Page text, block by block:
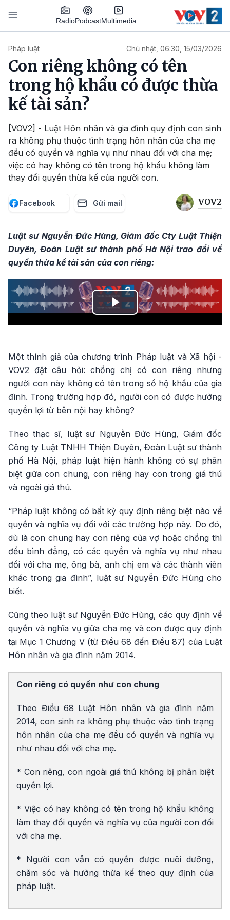
Nhảy đến nội dung
RadioPodcastMultimedia
Pháp luật Chủ nhật, 06:30, 15/03/2026
Con riêng không có tên
trong hộ khẩu có được thừa
kế tài sản?
[VOV2] - Luật Hôn nhân và gia đình quy định con sinh
ra không phụ thuộc tình trạng hôn nhân của cha mẹ
đều có quyền và nghĩa vụ như nhau đối với cha mẹ;
việc có hay không có tên trong hộ khẩu không làm
thay đổi quyền thừa kế của người con.
Facebook Gửi mail VOV2
Luật sư Nguyễn Đức Hùng, Giám đốc Cty Luật Thiện
Duyên, Đoàn Luật sư thành phố Hà Nội trao đổi về
quyền thừa kế tài sản của con riêng:
Play
Một thính giả của chương trình Pháp luật và Xã hội -
VOV2 đặt câu hỏi: chồng chị có con riêng nhưng
người con này không có tên trong sổ hộ khẩu của gia
đình. Trong trường hợp đó, người con có được hưởng
quyền lợi từ bên nội hay không?
Theo thạc sĩ, luật sư Nguyễn Đức Hùng, Giám đốc
Công ty Luật TNHH Thiện Duyên, Đoàn Luật sư thành
phố Hà Nội, pháp luật hiện hành không có sự phân
biệt giữa con chung, con riêng hay con trong giá thú
và ngoài giá thú.
“Pháp luật không có bất kỳ quy định riêng biệt nào về
quyền và nghĩa vụ đối với các trường hợp này. Do đó,
dù là con chung hay con riêng của vợ hoặc chồng thì
đều bình đẳng, có các quyền và nghĩa vụ như nhau
đối với cha mẹ, ông bà, anh chị em và các thành viên
khác trong gia đình”, luật sư Nguyễn Đức Hùng cho
biết.
Cũng theo luật sư Nguyễn Đức Hùng, các quy định về
quyền và nghĩa vụ giữa cha mẹ và con được quy định
tại Mục 1 Chương V (từ Điều 68 đến Điều 87) của Luật
Hôn nhân và gia đình năm 2014.
Con riêng có quyền như con chung
Theo Điều 68 Luật Hôn nhân và gia đình năm
2014, con sinh ra không phụ thuộc vào tình trạng
hôn nhân của cha mẹ đều có quyền và nghĩa vụ
như nhau đối với cha mẹ.
* Con riêng, con ngoài giá thú không bị phân biệt
quyền lợi.
* Việc có hay không có tên trong hộ khẩu không
làm thay đổi quyền và nghĩa vụ của người con đối
với cha mẹ.
* Người con vẫn có quyền được nuôi dưỡng,
chăm sóc và hưởng thừa kế theo quy định của
pháp luật.